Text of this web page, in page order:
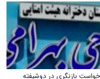
بازنگری در دوشیفته